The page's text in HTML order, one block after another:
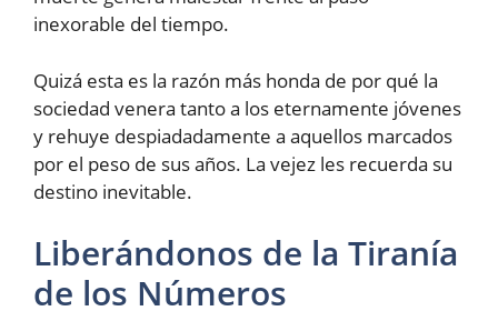
inexorable del tiempo.
Quizá esta es la razón más honda de por qué la
sociedad venera tanto a los eternamente jóvenes
y rehuye despiadadamente a aquellos marcados
por el peso de sus años. La vejez les recuerda su
destino inevitable.
Liberándonos de la Tiranía
de los Números